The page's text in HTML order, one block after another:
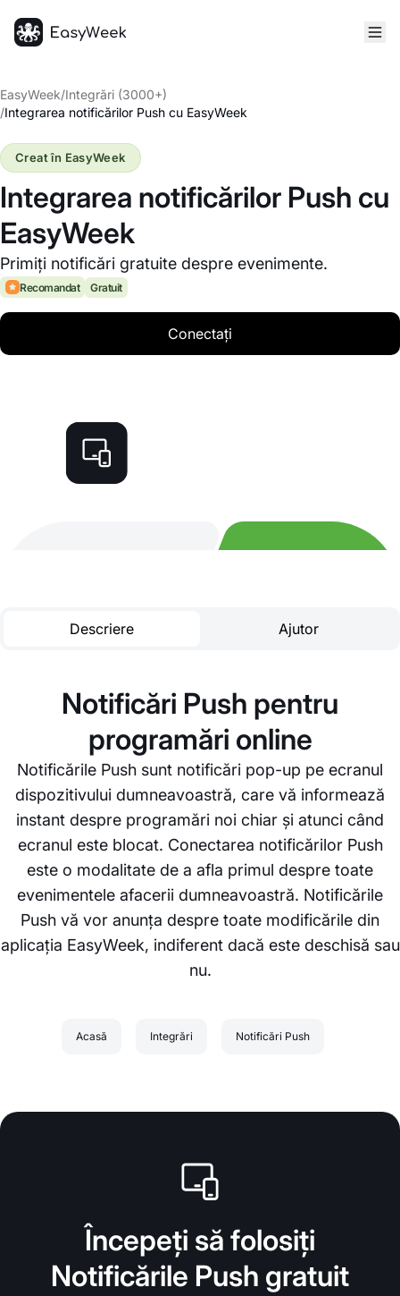
EasyWeek/Integrări (3000+)
/Integrarea notificărilor Push cu EasyWeek
Integrarea notificărilor Push cu
EasyWeek
Primiți notificări gratuite despre evenimente.
Creat în EasyWeek
Recomandat Gratuit
Conectați
Descriere Ajutor
Notificări Push pentru
programări online
Notificările Push sunt notificări pop-up pe ecranul
dispozitivului dumneavoastră, care vă informează
instant despre programări noi chiar și atunci când
ecranul este blocat. Conectarea notificărilor Push
este o modalitate de a afla primul despre toate
evenimentele afacerii dumneavoastră. Notificările
Push vă vor anunța despre toate modificările din
aplicația EasyWeek, indiferent dacă este deschisă sau
nu.
Acasă Integrări Notificări Push
Începeți să folosiți
Notificările Push gratuit